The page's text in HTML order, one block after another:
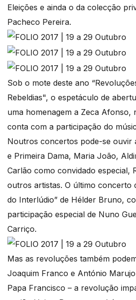
Eleições e ainda o da colecção
Pacheco Pereira.
Sob o mote deste ano
Rebeldias", o espetáculo de
uma homenagem a Zeca Afonso,
conta com a participação do
Noutros concertos pode-se ouvir
e Primeira Dama, Maria João,
Carlão como convidado especial,
outros artistas. O último concerto
do Interlúdio” de Hélder Bruno,
participação especial de Nuno
Carriço.
Mas as revoluções também
Joaquim Franco e António
Papa Francisco – a revolução